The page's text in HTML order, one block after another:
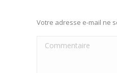
Votre adresse e-mail ne
Commentaire